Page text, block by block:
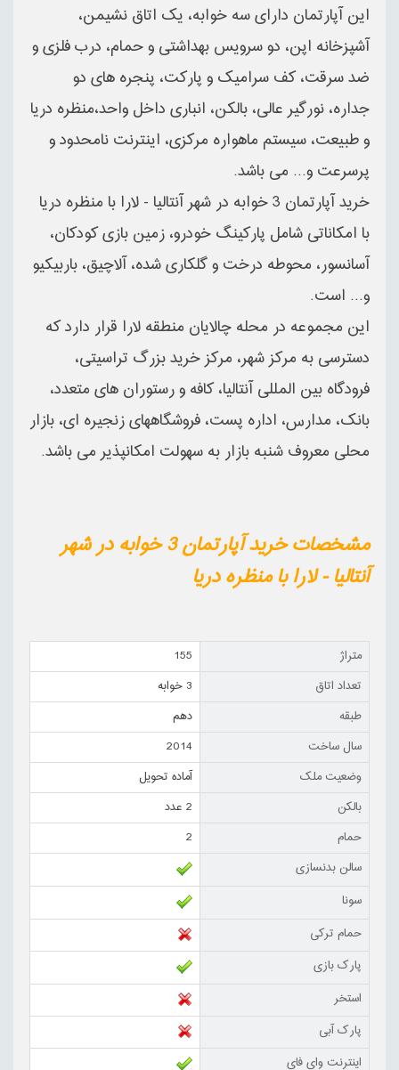
این آپارتمان دارای سه خوابه، یک اتاق نشیمن،
آشپزخانه اپن، دو سرویس بهداشتی و حمام، درب فلزی و
ضد سرقت، کف سرامیک و پارکت، پنجره های دو
جداره، نورگیر عالی، بالکن، انباری داخل واحد،منظره دریا
و طبیعت، سیستم ماهواره مرکزی، اینترنت نامحدود و
پرسرعت و... می باشد.
خرید آپارتمان 3 خوابه در شهر آنتالیا - لارا با منظره دریا
با امکاناتی شامل پارکینگ خودرو، زمین بازی کودکان،
آسانسور، محوطه درخت و گلکاری شده، آلاچیق، باربیکیو
و... است.
این مجموعه در محله چالایان منطقه لارا قرار دارد که
دسترسی به مرکز شهر، مرکز خرید بزرگ تراسیتی،
فرودگاه بین المللی آنتالیا، کافه و رستوران های متعدد،
بانک، مدارس، اداره پست، فروشگاههای زنجیره ای، بازار
محلی معروف شنبه بازار به سهولت امکانپذیر می باشد.
مشخصات خرید آپارتمان 3 خوابه در شهر
آنتالیا - لارا با منظره دریا
متراژ
155
تعداد اتاق
3 خوابه
طبقه
دهم
سال ساخت
2014
وضعیت ملک
آماده تحویل
بالکن
2 عدد
حمام
2
سالن بدنسازی
سونا
حمام ترکی
پارک بازی
استخر
پارک آبی
اینترنت وای فای